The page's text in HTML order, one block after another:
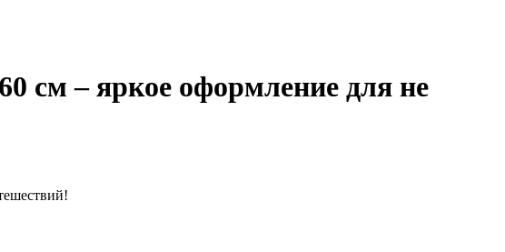
см – яркое оформление для не